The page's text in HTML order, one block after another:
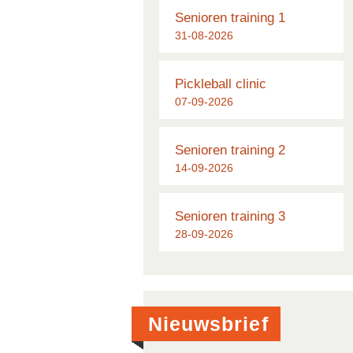
Senioren training 1
31-08-2026
Pickleball clinic
07-09-2026
Senioren training 2
14-09-2026
Senioren training 3
28-09-2026
Nieuwsbrief